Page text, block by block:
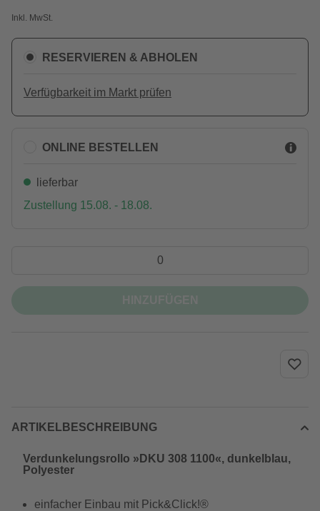
Inkl. MwSt.
RESERVIEREN & ABHOLEN
Verfügbarkeit im Markt prüfen
ONLINE BESTELLEN
lieferbar
Zustellung 15.08. - 18.08.
ARTIKELBESCHREIBUNG
Verdunkelungsrollo »DKU 308 1100«, dunkelblau,
Polyester
einfacher Einbau mit Pick&Click!®